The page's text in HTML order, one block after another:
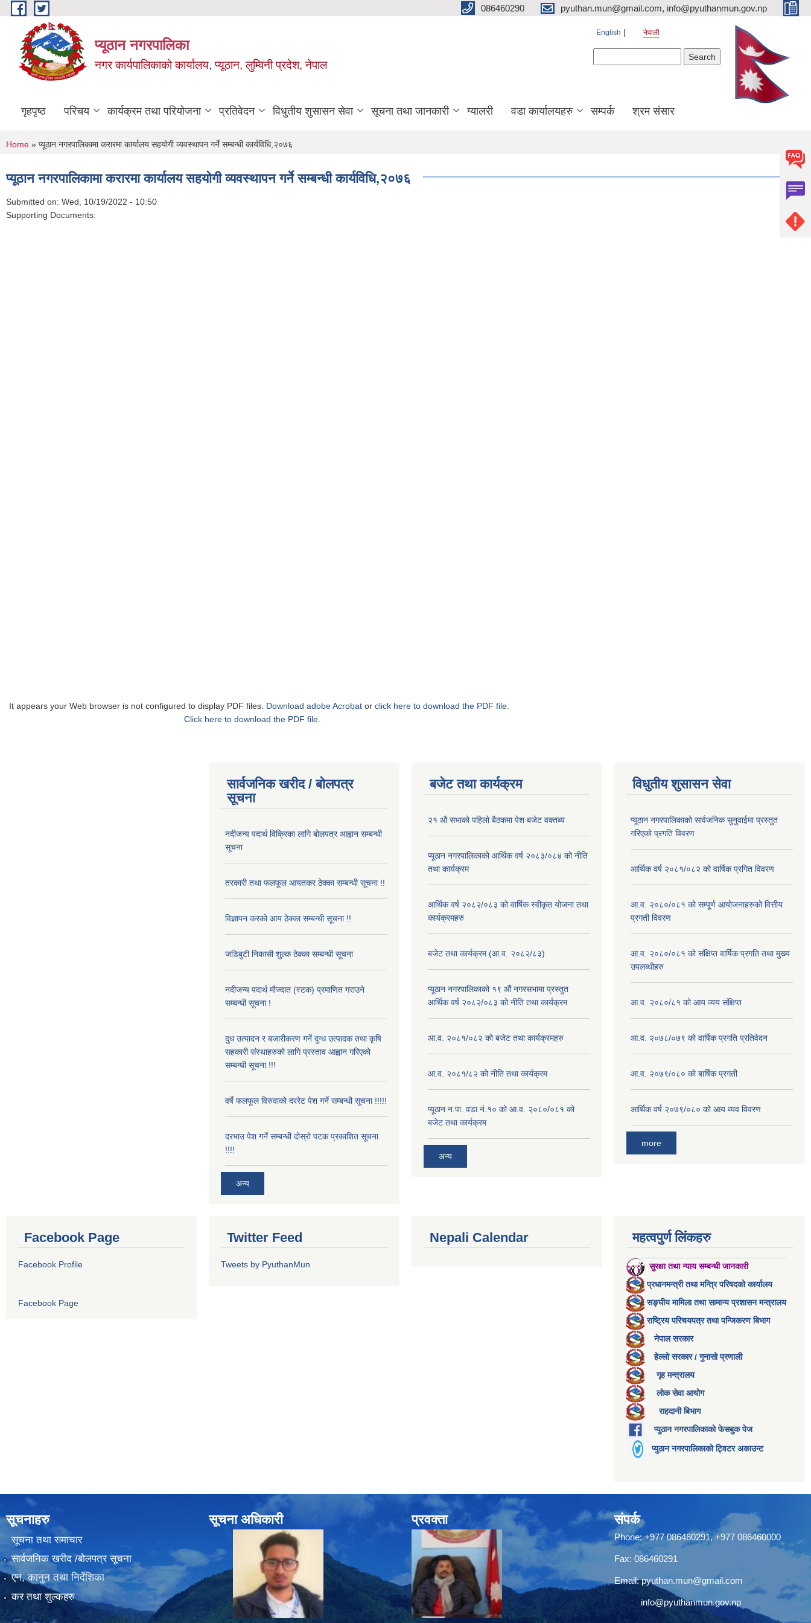
Skip to main content 086460290 pyuthan.mun@gmail.com, info@pyuthanmun.gov.np
प्यूठान नगरपालिका
नगर कार्यपालिकाकाे कार्यालय, प्यूठान, लुम्विनी प्रदेश, नेपाल
English नेपाली
गृहपृष्ठ परिचय कार्यक्रम तथा परियोजना प्रतिवेदन विधुतीय शुसासन सेवा सूचना तथा जानकारी ग्यालरी वडा कार्यालयहरु सम्पर्क श्रम संसार
You are here
Home » प्यूठान नगरपालिकामा करारमा कार्यालय सहयोगी व्यवस्थापन गर्ने सम्बन्धी कार्यविधि,२०७६
प्यूठान नगरपालिकामा करारमा कार्यालय सहयोगी व्यवस्थापन गर्ने सम्बन्धी कार्यविधि,२०७६
Submitted on: Wed, 10/19/2022 - 10:50
Supporting Documents:
It appears your Web browser is not configured to display PDF files. Download adobe Acrobat or click here to download the PDF file.
Click here to download the PDF file.
सार्वजनिक खरीद / बोलपत्र
सूचना
नदीजन्य पदार्थ विक्रिका लागि बोलपत्र आह्वान सम्बन्धी
सूचना
तरकारी तथा फलफूल आयतकर ठेक्का सम्बन्धी सूचना !!
विज्ञापन करको आय ठेक्का सम्बन्धी सूचना !!
जडिबुटी निकासी शुल्क ठेक्का सम्बन्धी सूचना
नदीजन्य पदार्थ मौज्दात (स्टक) प्रमाणित गराउने
सम्बन्धी सूचना !
दुध उत्पादन र बजारीकरण गर्ने दुग्ध उत्पादक तथा कृषि
सहकारी संस्थाहरुको लागि प्रस्ताव आह्वान गरिएको
सम्बन्धी सूचना !!!
वर्षे फलफूल विरुवाको दररेट पेश गर्ने सम्बन्धी सूचना !!!!!
दरभाउ पेश गर्ने सम्बन्धी दोस्रो पटक प्रकाशित सूचना
!!!!
अन्य
बजेट तथा कार्यक्रम
२१ औ सभाको पहिलो बैठकमा पेश बजेट वक्तब्य
प्यूठान नगरपालिकाको आर्थिक वर्ष २०८३/०८४ को नीति
तथा कार्यक्रम
आर्थिक वर्ष २०८२/०८३ को वार्षिक स्वीकृत योजना तथा
कार्यक्रमहरु
बजेट तथा कार्यक्रम (आ.व. २०८२/८३)
प्यूठान नगरपालिकाको १९ औं नगरसभामा प्रस्तुत
आर्थिक वर्ष २०८२/०८३ को नीति तथा कार्यक्रम
आ.व. २०८१/०८२ को बजेट तथा कार्यक्रमहरु
आ.व. २०८१/८२ को नीति तथा कार्यक्रम
प्यूठान न.पा. वडा नं.१० को आ.व. २०८०/०८१ को
बजेट तथा कार्यक्रम
अन्य
विधुतीय शुसासन सेवा
प्यूठान नगरपालिकाको सार्वजनिक सुनुवाईमा प्रस्तुत
गरिएको प्रगति विवरण
आर्थिक वर्ष २०८१/०८२ को वार्षिक प्रगित विवरण
आ.व. २०८०/०८१ को सम्पू्र्ण आयोजनाहरुको वित्तीय
प्रगती विवरण
आ.व. २०८०/०८१ को संक्षिप्त वार्षिक प्रगति तथा मुख्य
उपलब्धीहरु
आ.व. २०८०/८१ को आय व्यय संक्षिप्त
आ.व. २०७८/०७९ को वार्षिक प्रगति प्रतिवेदन
आ.व. २०७९/०८० को बार्षिक प्रगती
आर्थिक वर्ष २०७९/०८० को आय व्यव विवरण
more
Facebook Page
Facebook Profile
Facebook Page
Twitter Feed
Tweets by PyuthanMun
Nepali Calendar महत्वपुर्ण लिंकहरु
सुरक्षा तथा न्याय सम्बन्धी जानकारी
प्रधानमन्त्री तथा मन्त्रि परिषदको कार्यालय
सङ्घीय मामिला तथा सामान्य प्रशासन मन्त्रालय
राष्ट्रिय परिचयपत्र तथा पन्जिकरण बिभाग
नेपाल सरकार
हेल्लो सरकार / गुनासो प्रणाली
गृह मन्त्रालय
लोक सेवा आयोग
राहदानी बिभाग
प्युठान नगरपालिकाको फेसबुक पेज
प्युठान नगरपालिकाको ट्विटर अकाउन्ट
सूचनाहरु
सूचना तथा समाचार
सार्वजनिक खरीद /बोलपत्र सूचना
एन, कानुन तथा निर्देशिका
कर तथा शुल्कहरु
सूचना अधिकारी प्रवक्ता संपर्क
Phone: +977 086460291, +977 086460000
Fax: 086460291
Email:pyuthan.mun@gmail.com
info@pyuthanmun.gov.np